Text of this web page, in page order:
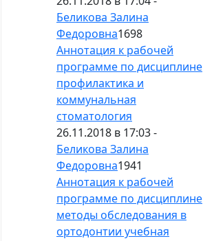
Беликова Залина
Федоровна1698
Аннотация к рабочей
программе по дисциплине
профилактика и
коммунальная
стоматология
26.11.2018 в 17:03 -
Беликова Залина
Федоровна1941
Аннотация к рабочей
программе по дисциплине
методы обследования в
ортодонтии учебная